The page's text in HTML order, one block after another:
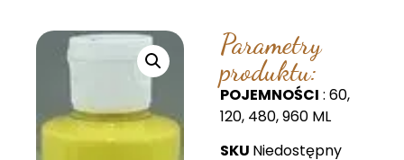
Parametry
produktu:
POJEMNOŚCI : 60,
120, 480, 960 ML
SKU Niedostępny